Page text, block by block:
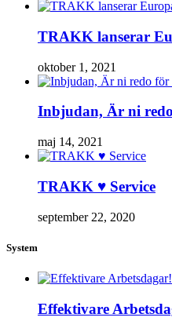
TRAKK lanserar
oktober 1, 2021
Inbjudan, Är ni
maj 14, 2021
TRAKK ♥ Service
september 22, 2020
System
Effektivare